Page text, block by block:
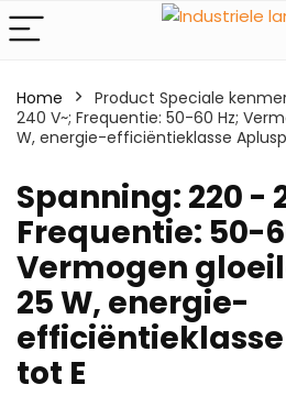
Home Product Speciale
240 V~; Frequentie: 50-60 Hz;
W, energie-efficiëntieklasse
‎Spanning: 220 -
Frequentie: 50-
Vermogen
25 W, energie-
tot E